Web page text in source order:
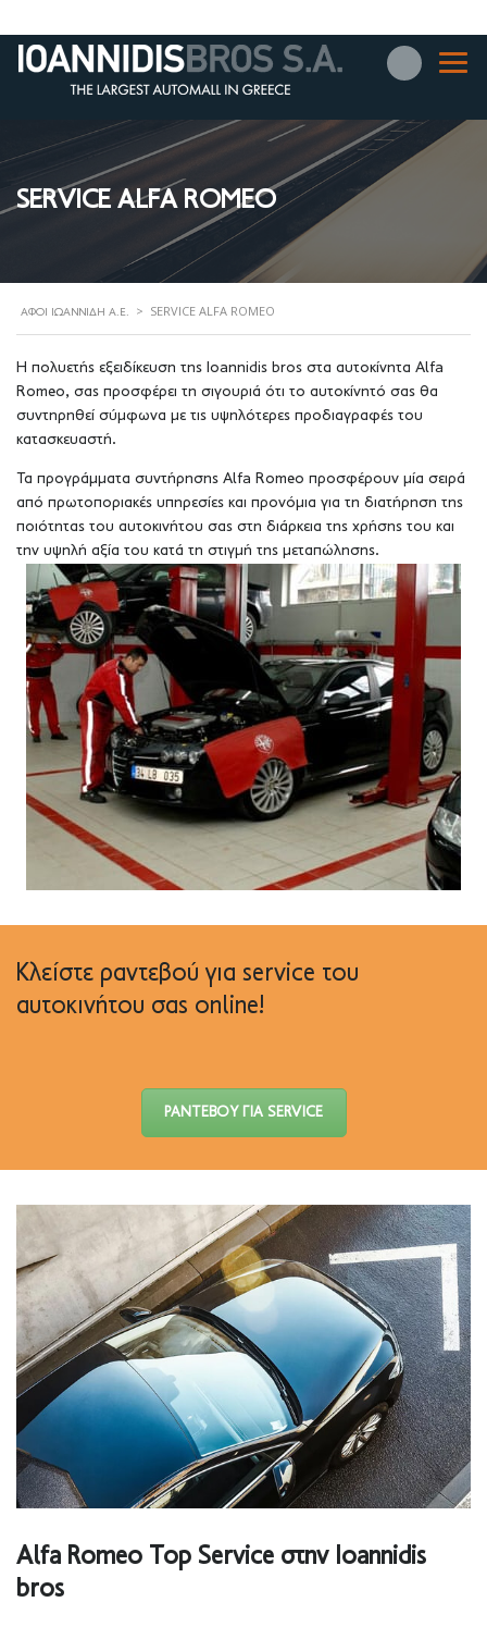
SERVICE ALFA ROMEO
ΑΦΟΊ ΙΩΑΝΝΊΔΗ Α.Ε. > SERVICE ALFA ROMEO
Η πολυετής εξειδίκευση της Ioannidis bros στα αυτοκίνητα Alfa
Romeo, σας προσφέρει τη σιγουριά ότι το αυτοκίνητό σας θα
συντηρηθεί σύμφωνα με τις υψηλότερες προδιαγραφές του
κατασκευαστή.
Τα προγράμματα συντήρησης Alfa Romeo προσφέρουν μία σειρά
από πρωτοποριακές υπηρεσίες και προνόμια για τη διατήρηση της
ποιότητας του αυτοκινήτου σας στη διάρκεια της χρήσης του και
την υψηλή αξία του κατά τη στιγμή της μεταπώλησης.
Κλείστε ραντεβού για service του
αυτοκινήτου σας online!
ΡΑΝΤΕΒΟΎ ΓΙΑ SERVICE
Alfa Romeo Top Service στην Ioannidis
bros